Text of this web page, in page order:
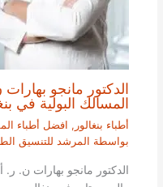
الدكتور مانجو
المسالك البولية في
أطباء بنغالور , افضل أطباء
بواسطة المرشد للتنسيق
الدكتور مانجو بهارات ن.